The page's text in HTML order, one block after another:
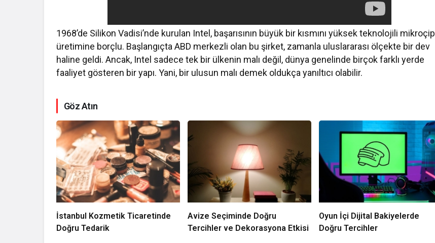
1968’de Silikon Vadisi’nde kurulan Intel, başarısının büyük bir kısmını yüksek teknolojili mikroçip
üretimine borçlu. Başlangıçta ABD merkezli olan bu şirket, zamanla uluslararası ölçekte bir dev
haline geldi. Ancak, Intel sadece tek bir ülkenin malı değil, dünya genelinde birçok farklı yerde
faaliyet gösteren bir yapı. Yani, bir ulusun malı demek oldukça yanıltıcı olabilir.
Göz Atın
İstanbul Kozmetik Ticaretinde
Doğru Tedarik
Avize Seçiminde Doğru
Tercihler ve Dekorasyona Etkisi
Oyun İçi Dijital Bakiyelerde
Doğru Tercihler